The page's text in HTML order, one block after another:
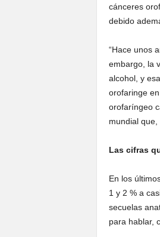
cánceres
debido
“Hace unos
embargo, la
alcohol, y
orofaringe
orofaríngeo
mundial que,
Las cifras
En los
1 y 2 % a
secuelas
para hablar,